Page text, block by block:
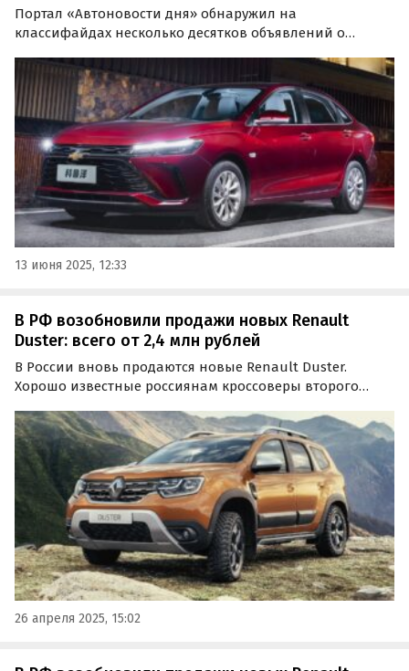
Портал «Автоновости дня» обнаружил на
классифайдах несколько десятков объявлений о
цене могли бы быть альтернативой многим другим
«бюджетникам».
13 июня 2025, 12:33
В РФ возобновили продажи новых Renault
Duster: всего от 2,4 млн рублей
В России вновь продаются новые Renault Duster.
Хорошо известные россиянам кроссоверы второго
регионах нашей страны, а цены на одном из сайтов
объявлений стартуют от 2 400 000 рублей, пишут…
26 апреля 2025, 15:02